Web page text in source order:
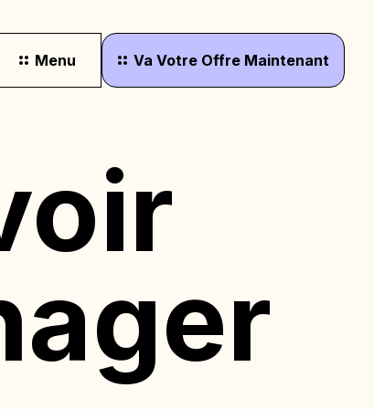
Menu
Va Votre Offre Maintenant